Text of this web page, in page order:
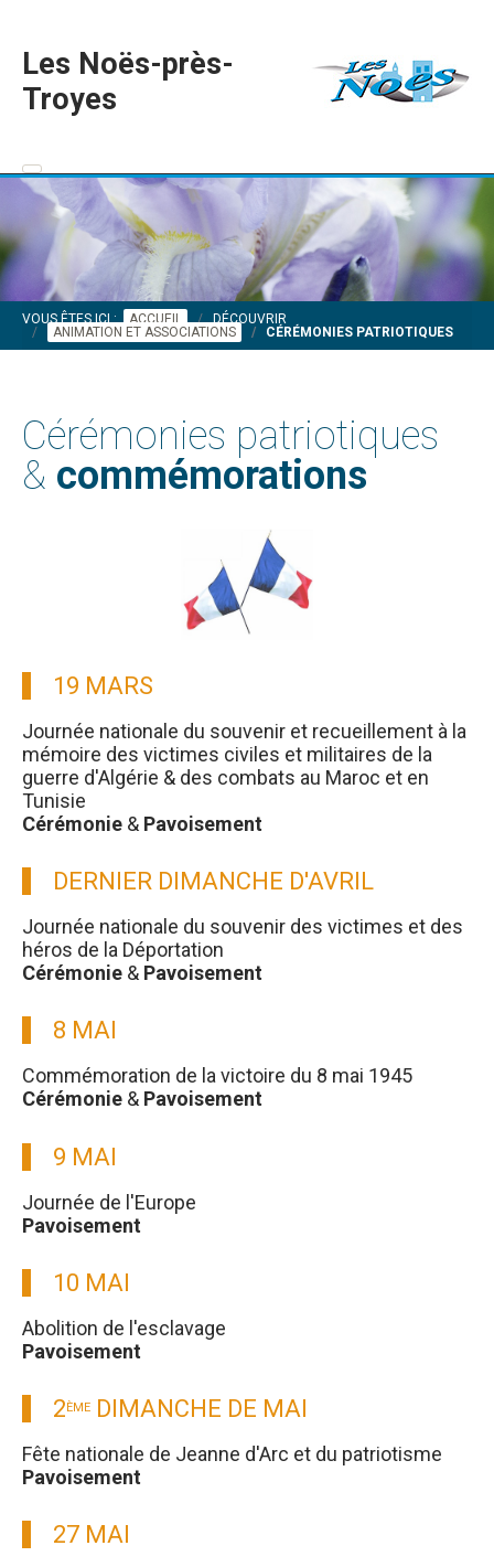
Les Noës-près-
Troyes
VOUS ÊTES ICI : ACCUEIL
DÉCOUVRIR
ANIMATION ET ASSOCIATIONS
CÉRÉMONIES PATRIOTIQUES
Cérémonies patriotiques
& commémorations
19 MARS
Journée nationale du souvenir et recueillement à la
mémoire des victimes civiles et militaires de la
guerre d'Algérie & des combats au Maroc et en
Tunisie
Cérémonie & Pavoisement
DERNIER DIMANCHE D'AVRIL
Journée nationale du souvenir des victimes et des
héros de la Déportation
Cérémonie & Pavoisement
8 MAI
Commémoration de la victoire du 8 mai 1945
Cérémonie & Pavoisement
9 MAI
Journée de l'Europe
Pavoisement
10 MAI
Abolition de l'esclavage
Pavoisement
2ÈME DIMANCHE DE MAI
Fête nationale de Jeanne d'Arc et du patriotisme
Pavoisement
27 MAI